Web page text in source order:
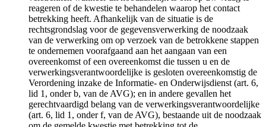
reageren of de kwestie te behandelen waarop het contact
betrekking heeft. Afhankelijk van de situatie is de
rechtsgrondslag voor de gegevensverwerking de noodzaak
van de verwerking om op verzoek van de betrokkene stappen
te ondernemen voorafgaand aan het aangaan van een
overeenkomst of een overeenkomst die tussen u en de
verwerkingsverantwoordelijke is gesloten overeenkomstig de
Verordening inzake de Informatie- en Onderwijsdienst (art. 6,
lid 1, onder b, van de AVG); en in andere gevallen het
gerechtvaardigd belang van de verwerkingsverantwoordelijke
(art. 6, lid 1, onder f, van de AVG), bestaande uit de noodzaak